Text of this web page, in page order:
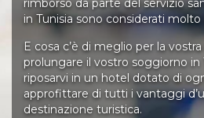
rimborso da parte del servizio
in Tunisia sono considerati
E cosa c’è di meglio per la
prolungare il vostro soggiorno in
riposarvi in un hotel dotato di
approfittare di tutti i vantaggi
destinazione turistica.